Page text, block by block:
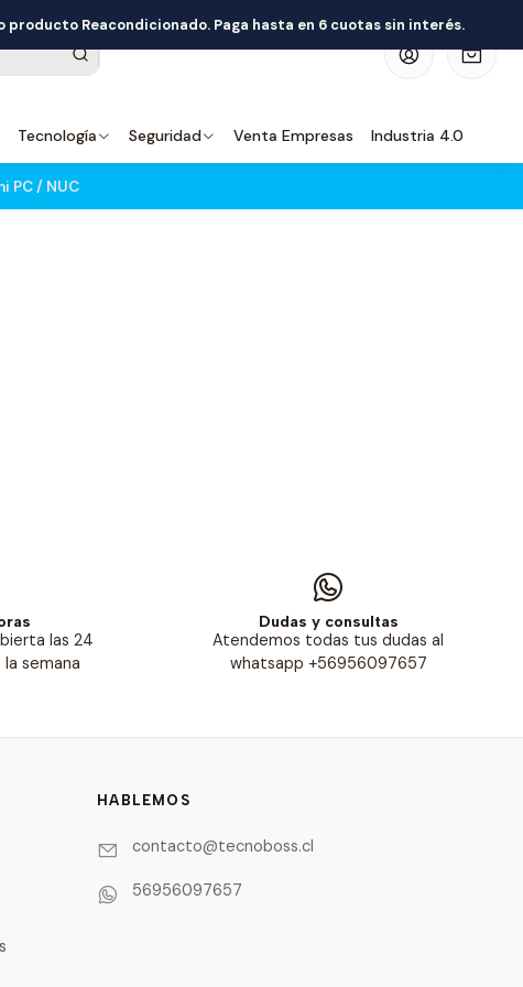
Tecnología Seguridad Venta Empresas Industria 4.0
producto Reacondicionado. Paga hasta en 6 cuotas sin interés.
PC / NUC
las 24
semana
Dudas y consultas
Atendemos todas tus dudas al
whatsapp +56956097657
HABLEMOS
contacto@tecnoboss.cl
56956097657